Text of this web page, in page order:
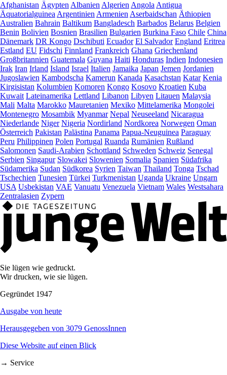
Afghanistan Ägypten Albanien Algerien Angola Antigua
Äquatorialguinea Argentinien Armenien Aserbaidschan Äthiopien
Australien Bahrain Baltikum Bangladesch Barbados Belarus Belgien
Benin Bolivien Bosnien Brasilien Bulgarien Burkina Faso Chile China
Dänemark DR Kongo Dschibuti Ecuador El Salvador England Eritrea
Estland EU Fidschi Finnland Frankreich Ghana Griechenland
Großbritannien Guatemala Guyana Haiti Honduras Indien Indonesien
Irak Iran Irland Island Israel Italien Jamaika Japan Jemen Jordanien
Jugoslawien Kambodscha Kamerun Kanada Kasachstan Katar Kenia
Kirgisistan Kolumbien Komoren Kongo Kosovo Kroatien Kuba
Kuwait Lateinamerika Lettland Libanon Libyen Litauen Malaysia
Mali Malta Marokko Mauretanien Mexiko Mittelamerika Mongolei
Montenegro Mosambik Myanmar Nepal Neuseeland Nicaragua
Niederlande Niger Nigeria Nordirland Nordkorea Norwegen Oman
Österreich Pakistan Palästina Panama Papua-Neuguinea Paraguay
Peru Philippinen Polen Portugal Ruanda Rumänien Rußland
Salomonen Saudi-Arabien Schottland Schweden Schweiz Senegal
Serbien Singapur Slowakei Slowenien Somalia Spanien Südafrika
Südamerika Sudan Südkorea Syrien Taiwan Thailand Tonga Tschad
Tschechien Tunesien Türkei Turkmenistan Uganda Ukraine Ungarn
USA Usbekistan VAE Vanuatu Venezuela Vietnam Wales Westsahara
Zentralasien Zypern
Sie lügen wie gedruckt.
Wir drucken, wie sie lügen.
Gegründet 1947
Ausgabe von heute
Herausgegeben von 3079 GenossInnen
Diese Website auf einen Blick
→ Service